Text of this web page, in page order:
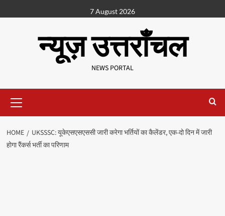
7 August 2026
न्यूज़ उत्तराँचल
NEWS PORTAL
HOME
UKSSSC: यूकेएसएसएससी जारी करेगा भर्तियों का कैलेंडर, एक-दो दिन में जारी
होगा रैंकर्स भर्ती का परिणाम